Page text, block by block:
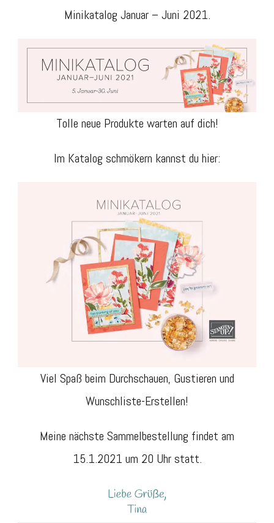
Minikatalog Januar – Juni 2021.
Tolle neue Produkte warten auf dich!
Im Katalog schmökern kannst du hier:
Viel Spaß beim Durchschauen, Gustieren und
Wunschliste-Erstellen!
Meine nächste Sammelbestellung findet am
15.1.2021 um 20 Uhr statt.